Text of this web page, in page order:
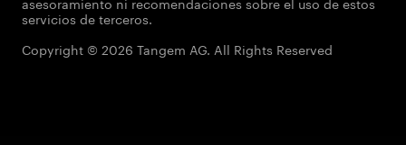
servicios de terceros.